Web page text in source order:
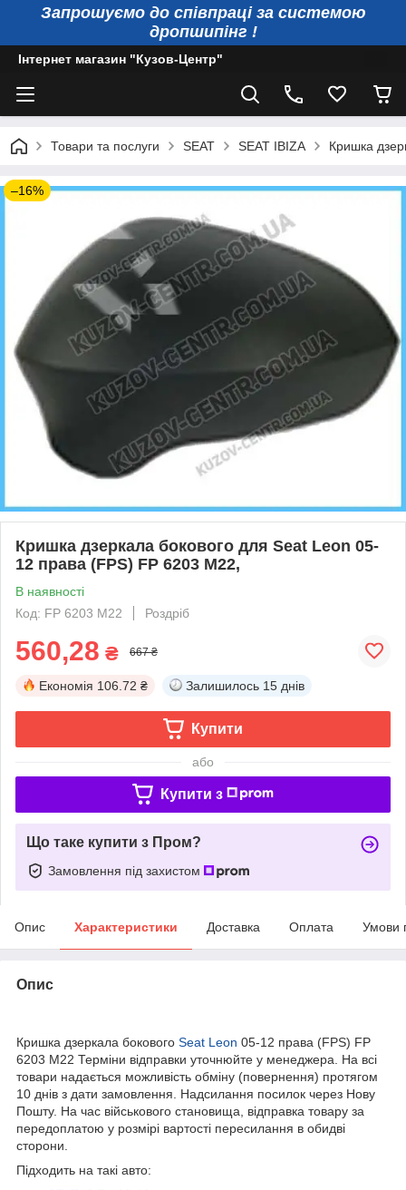
Запрошуємо до співпраці за системою
дропшипінг !
Інтернет магазин "Кузов-Центр"
Товари та послуги SEAT SEAT IBIZA Кришка
–16%
Кришка дзеркала бокового для Seat Leon 05-
12 права (FPS) FP 6203 M22,
В наявності
Код: FP 6203 M22
Роздріб
560,28 ₴ 667 ₴
Економія 106.72 ₴ Залишилось 15 днів
Купити
або
Купити з
Що таке купити з Пром?
Замовлення під захистом
Опис Характеристики Доставка Оплата Умови
Опис
Кришка дзеркала бокового Seat Leon 05-12 права (FPS) FP
6203 M22 Терміни відправки уточнюйте у менеджера. На всі
товари надається можливість обміну (повернення) протягом
10 днів з дати замовлення. Надсилання посилок через Нову
Пошту. На час військового становища, відправка товару за
передоплатою у розмірі вартості пересилання в обидві
сторони.
Підходить на такі авто: